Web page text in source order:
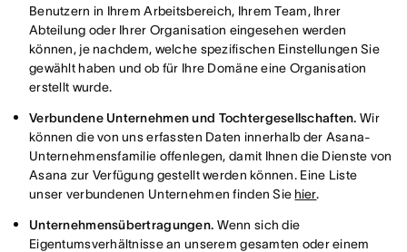
Benutzern in Ihrem Arbeitsbereich, Ihrem Team, Ihrer
Abteilung oder Ihrer Organisation eingesehen werden
können, je nachdem, welche spezifischen Einstellungen Sie
gewählt haben und ob für Ihre Domäne eine Organisation
erstellt wurde.
Verbundene Unternehmen und Tochtergesellschaften. Wir
können die von uns erfassten Daten innerhalb der Asana-
Unternehmensfamilie offenlegen, damit Ihnen die Dienste von
Asana zur Verfügung gestellt werden können. Eine Liste
unser verbundenen Unternehmen finden Siehier.
Unternehmensübertragungen. Wenn sich die
Eigentumsverhältnisse an unserem gesamten oder einem